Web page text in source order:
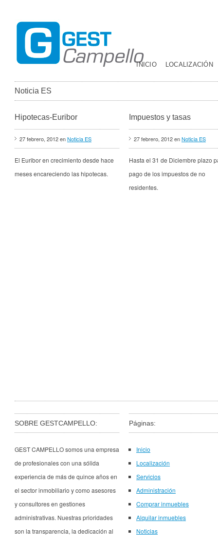
INICIO LOCALIZACIÓN
Noticia ES
Hipotecas-Euribor
27 febrero, 2012 enNoticia ES
El Euribor en crecimiento desde hace
meses encareciendo las hipotecas.
Impuestos y tasas
27 febrero, 2012 enNoticia ES
Hasta el 31 de Diciembre plazo
pago de los impuestos de no
residentes.
SOBRE GESTCAMPELLO:
GEST CAMPELLO somos una empresa
de profesionales con una sólida
experiencia de más de quince años en
el sector inmobiliario y como asesores
y consultores en gestiones
administrativas. Nuestras prioridades
son la transparencia, la dedicación al
Páginas:
Inicio
Localización
Servicios
Administración
Comprar inmuebles
Alquilar inmuebles
Noticias